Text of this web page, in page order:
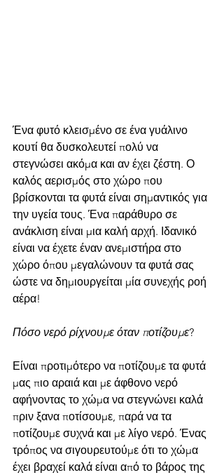
Ένα φυτό κλεισμένο σε ένα γυάλινο
κουτί θα δυσκολευτεί πολύ να
στεγνώσει ακόμα και αν έχει ζέστη. Ο
καλός αερισμός στο χώρο που
βρίσκονται τα φυτά είναι σημαντικός για
την υγεία τους. Ένα παράθυρο σε
ανάκλιση είναι μια καλή αρχή. Ιδανικό
είναι να έχετε έναν ανεμιστήρα στο
χώρο όπου μεγαλώνουν τα φυτά σας
ώστε να δημιουργείται μία συνεχής ροή
αέρα!
Πόσο νερό ρίχνουμε όταν ποτίζουμε?
Είναι προτιμότερο να ποτίζουμε τα φυτά
μας πιο αραιά και με άφθονο νερό
αφήνοντας το χώμα να στεγνώνει καλά
πριν ξανα ποτίσουμε, παρά να τα
ποτίζουμε συχνά και με λίγο νερό. Ένας
τρόπος να σιγουρευτούμε ότι το χώμα
έχει βραχεί καλά είναι από το βάρος της